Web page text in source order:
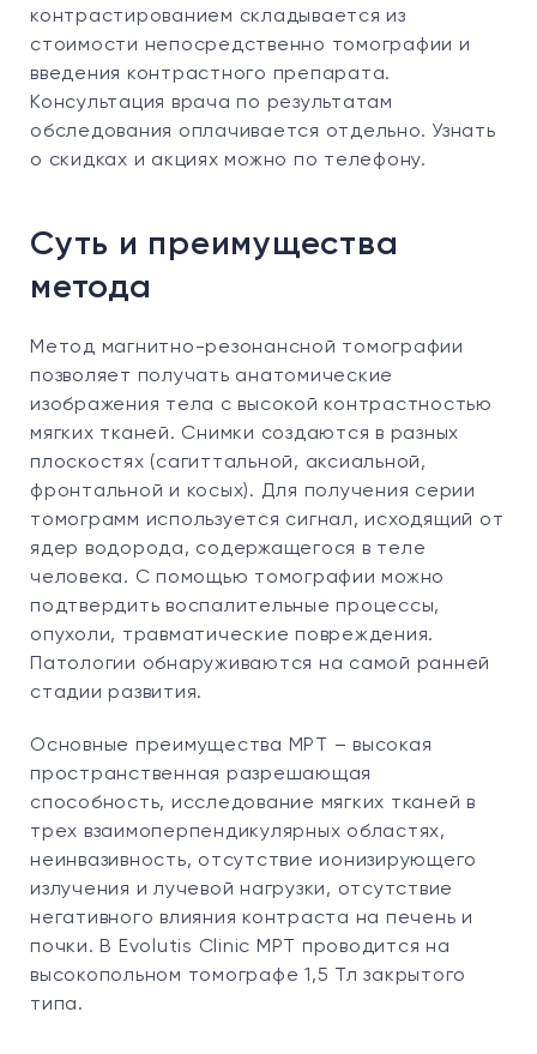
контрастированием складывается из
стоимости непосредственно томографии и
введения контрастного препарата.
Консультация врача по результатам
обследования оплачивается отдельно. Узнать
о скидках и акциях можно по телефону.
Суть и преимущества
метода
Метод магнитно-резонансной томографии
позволяет получать анатомические
изображения тела с высокой контрастностью
мягких тканей. Снимки создаются в разных
плоскостях (сагиттальной, аксиальной,
фронтальной и косых). Для получения серии
томограмм используется сигнал, исходящий от
ядер водорода, содержащегося в теле
человека. С помощью томографии можно
подтвердить воспалительные процессы,
опухоли, травматические повреждения.
Патологии обнаруживаются на самой ранней
стадии развития.
Основные преимущества МРТ – высокая
пространственная разрешающая
способность, исследование мягких тканей в
трех взаимоперпендикулярных областях,
неинвазивность, отсутствие ионизирующего
излучения и лучевой нагрузки, отсутствие
негативного влияния контраста на печень и
почки. В Evolutis Clinic МРТ проводится на
высокопольном томографе 1,5 Тл закрытого
типа.